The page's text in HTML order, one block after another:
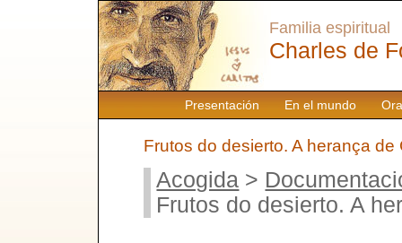
Presentación En el mundo
Familia espiritual
Charles de
Frutos do desierto. A herança
Acogida >
Frutos do desierto. A